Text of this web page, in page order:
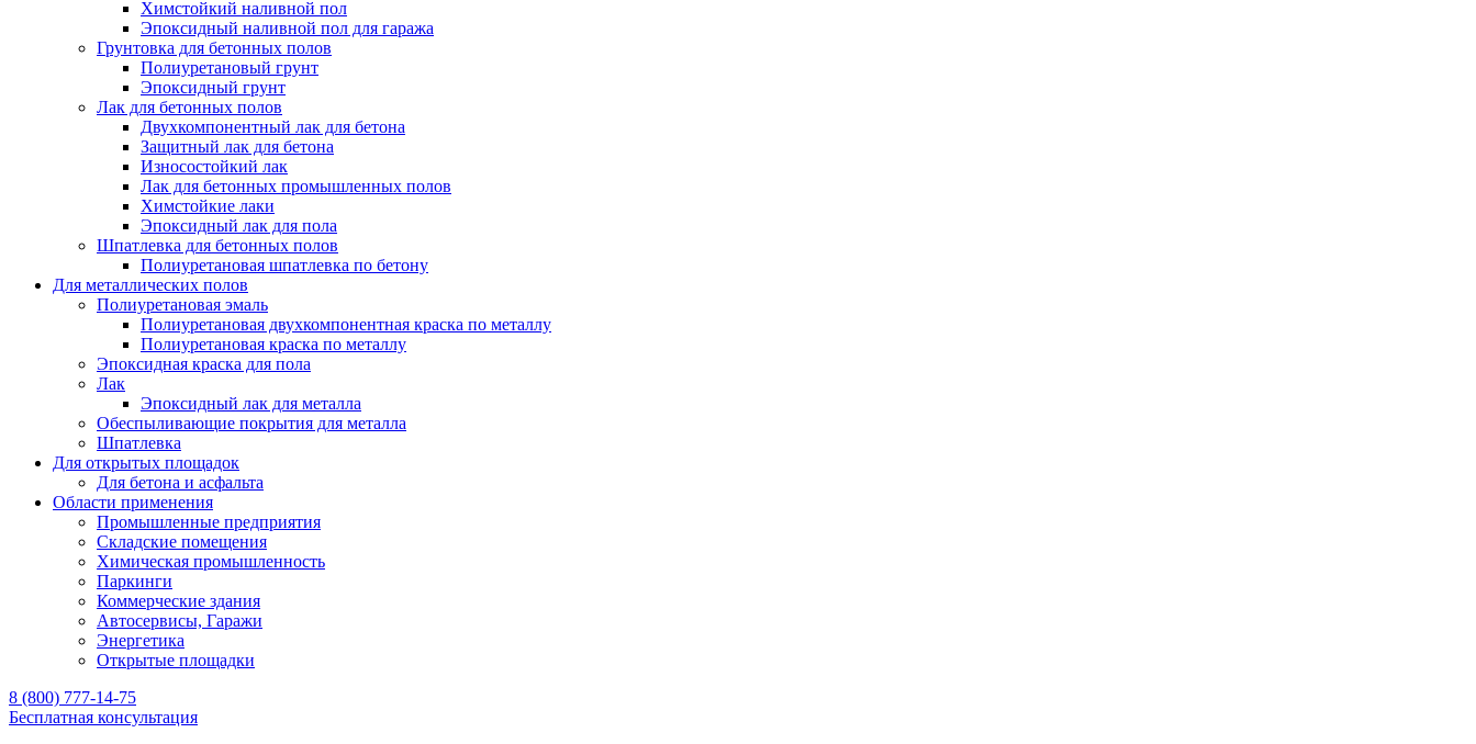
Химстойкий наливной пол
Эпоксидный наливной пол для гаража
Грунтовка для бетонных полов
Полиуретановый грунт
Эпоксидный грунт
Лак для бетонных полов
Двухкомпонентный лак для бетона
Защитный лак для бетона
Износостойкий лак
Лак для бетонных промышленных полов
Химстойкие лаки
Эпоксидный лак для пола
Шпатлевка для бетонных полов
Полиуретановая шпатлевка по бетону
Для металлических полов
Полиуретановая эмаль
Полиуретановая двухкомпонентная краска по металлу
Полиуретановая краска по металлу
Эпоксидная краска для пола
Лак
Эпоксидный лак для металла
Обеспыливающие покрытия для металла
Шпатлевка
Для открытых площадок
Для бетона и асфальта
Области применения
Промышленные предприятия
Складские помещения
Химическая промышленность
Паркинги
Коммерческие здания
Автосервисы, Гаражи
Энергетика
Открытые площадки
8 (800) 777-14-75
Бесплатная консультация